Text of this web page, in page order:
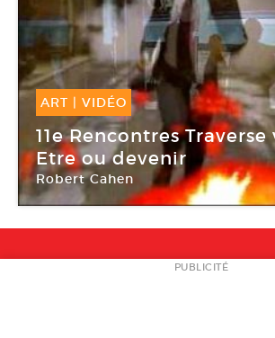
ART | VIDÉO
11 Mar -15 Mar 2008
11e Rencontres
Etre ou devenir
Robert Cahen
Traverse Vidéo
NEWSLETTER
PUBLICITÉ